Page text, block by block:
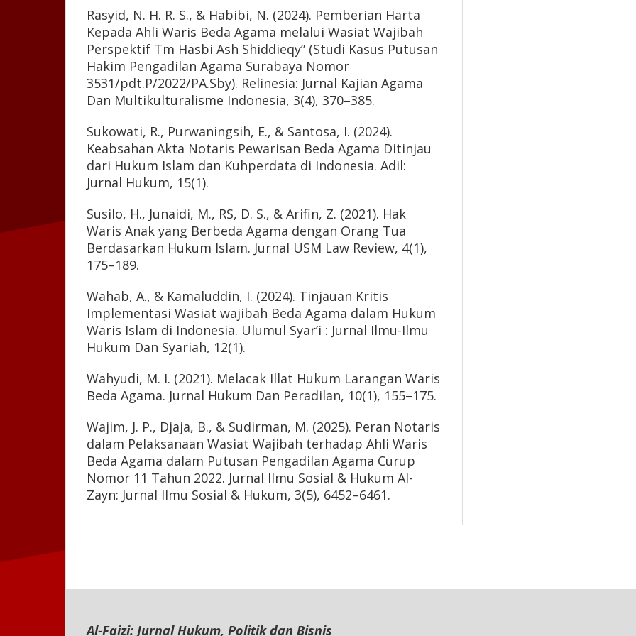
Rasyid, N. H. R. S., & Habibi, N. (2024). Pemberian Harta
Kepada Ahli Waris Beda Agama melalui Wasiat Wajibah
Perspektif Tm Hasbi Ash Shiddieqy” (Studi Kasus Putusan
Hakim Pengadilan Agama Surabaya Nomor
3531/pdt.P/2022/PA.Sby). Relinesia: Jurnal Kajian Agama
Dan Multikulturalisme Indonesia, 3(4), 370–385.
Sukowati, R., Purwaningsih, E., & Santosa, I. (2024).
Keabsahan Akta Notaris Pewarisan Beda Agama Ditinjau
dari Hukum Islam dan Kuhperdata di Indonesia. Adil:
Jurnal Hukum, 15(1).
Susilo, H., Junaidi, M., RS, D. S., & Arifin, Z. (2021). Hak
Waris Anak yang Berbeda Agama dengan Orang Tua
Berdasarkan Hukum Islam. Jurnal USM Law Review, 4(1),
175–189.
Wahab, A., & Kamaluddin, I. (2024). Tinjauan Kritis
Implementasi Wasiat wajibah Beda Agama dalam Hukum
Waris Islam di Indonesia. Ulumul Syar’i : Jurnal Ilmu-Ilmu
Hukum Dan Syariah, 12(1).
Wahyudi, M. I. (2021). Melacak Illat Hukum Larangan Waris
Beda Agama. Jurnal Hukum Dan Peradilan, 10(1), 155–175.
Wajim, J. P., Djaja, B., & Sudirman, M. (2025). Peran Notaris
dalam Pelaksanaan Wasiat Wajibah terhadap Ahli Waris
Beda Agama dalam Putusan Pengadilan Agama Curup
Nomor 11 Tahun 2022. Jurnal Ilmu Sosial & Hukum Al-
Zayn: Jurnal Ilmu Sosial & Hukum, 3(5), 6452–6461.
Al-Faizi: Jurnal Hukum, Politik dan Bisnis